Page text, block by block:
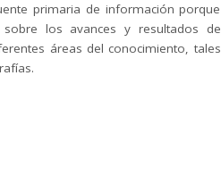
primaria de información porque
los avances y resultados de
áreas del conocimiento, tales